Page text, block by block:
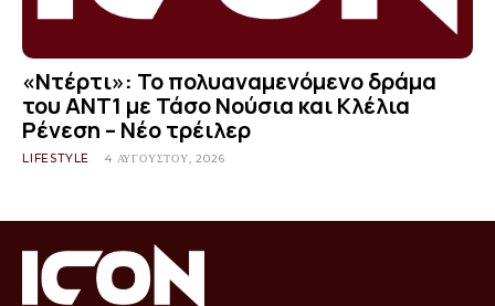
«Ντέρτι»: Το πολυαναμενόμενο δράμα
του ΑΝΤ1 με Τάσο Νούσια και Κλέλια
Ρένεση – Νέο τρέιλερ
LIFESTYLE 4 ΑΥΓΟΎΣΤΟΥ, 2026